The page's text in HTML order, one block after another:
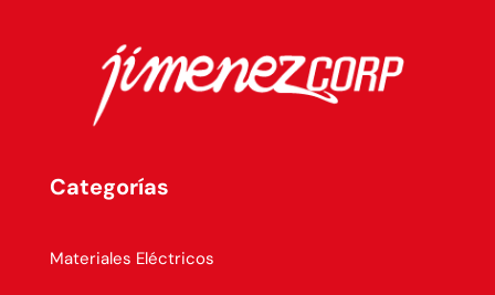
Categorías
Materiales Eléctricos